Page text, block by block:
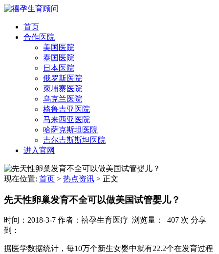
首页
合作医院
美国医院
泰国医院
日本医院
俄罗斯医院
柬埔寨医院
乌克兰医院
格鲁吉亚医院
马来西亚医院
哈萨克斯坦医院
吉尔吉斯斯坦医院
进入官网
现在位置: 首页 > 热点资讯 > 正文
先天性卵巢发育不全可以做美国试管婴儿？
时间：2018-3-7 作者：禧孕生育医疗 浏览量： 407 次 分享
到：
据医学数据统计，每10万个新生女婴中就有22.2个在发育过程